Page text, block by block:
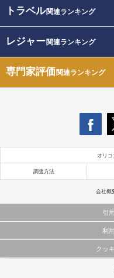
トラベル関連ランキング
レジャー関連ランキング
専門家評価関連ランキング
オリ
調査方法
会社概
引
当サイトで公開されている情報（文字
これらの情報を権利者の許可なく無断
利
当サイトに掲載している内容はすべて
弊社の見解・ 意見ではないことをご理
クッ
このサイトでは Cookie を使用して、ユ